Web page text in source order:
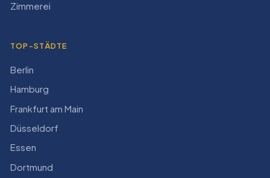
Zimmerei
TOP-STÄDTE
Berlin
Hamburg
Frankfurt am Main
Düsseldorf
Essen
Dortmund